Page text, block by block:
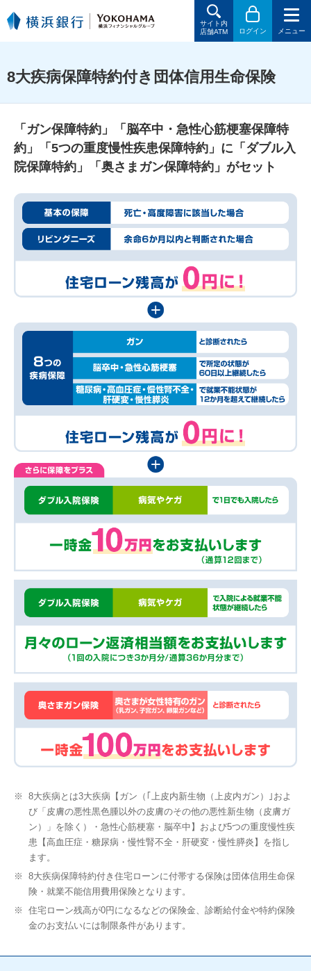
サイト内
店舗ATM
ログイン メニュー
8大疾病保障特約付き団体信用生命保険
「ガン保障特約」「脳卒中・急性心筋梗塞保障特
約」「5つの重度慢性疾患保障特約」に「ダブル入
院保障特約」「奥さまガン保障特約」がセット
※
8大疾病とは3大疾病【ガン（｢上皮内新生物（上皮内ガン）｣およ
び「皮膚の悪性黒色腫以外の皮膚のその他の悪性新生物（皮膚ガ
ン）」を除く）・急性心筋梗塞・脳卒中】および5つの重度慢性疾
患【高血圧症・糖尿病・慢性腎不全・肝硬変・慢性膵炎】を指し
ます。
※
8大疾病保障特約付き住宅ローンに付帯する保険は団体信用生命保
険・就業不能信用費用保険となります。
※
住宅ローン残高が0円になるなどの保険金、診断給付金や特約保険
金のお支払いには制限条件があります。